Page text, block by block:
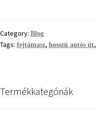
Category: Blog
Tags: fejtámasz, hosszú autós út,
Termékkategóriák